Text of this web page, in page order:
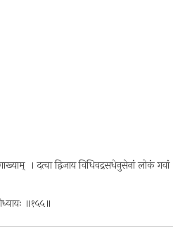
। दत्वा द्विजाय विधिवद्रसधेनुसेनां लोकं गवां
॥१५५॥